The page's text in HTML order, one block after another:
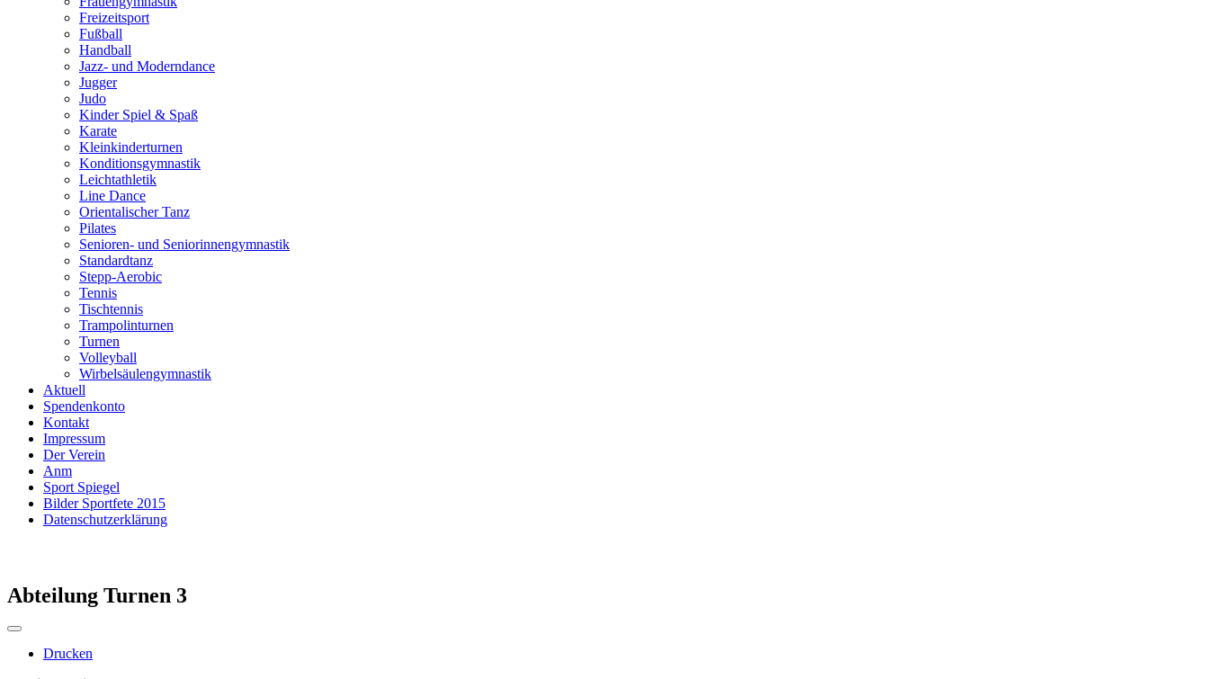
Freizeitsport
Fußball
Handball
Jazz- und Moderndance
Jugger
Judo
Kinder Spiel & Spaß
Karate
Kleinkinderturnen
Konditionsgymnastik
Leichtathletik
Line Dance
Orientalischer Tanz
Pilates
Senioren- und Seniorinnengymnastik
Standardtanz
Stepp-Aerobic
Tennis
Tischtennis
Trampolinturnen
Turnen
Volleyball
Wirbelsäulengymnastik
Aktuell
Spendenkonto
Kontakt
Impressum
Der Verein
Anm
Sport Spiegel
Bilder Sportfete 2015
Datenschutzerklärung
Abteilung Turnen 3
Drucken